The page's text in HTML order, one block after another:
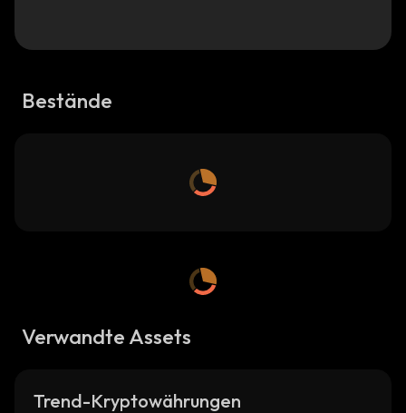
Bestände
Verwandte Assets
Trend-Kryptowährungen